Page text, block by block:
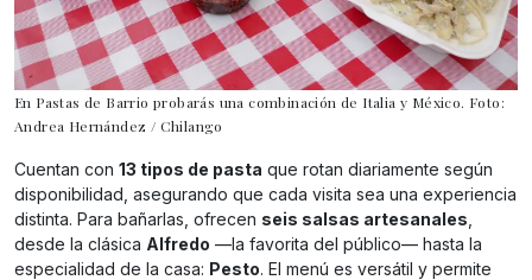
En Pastas de Barrio probarás una combinación de Italia y México. Foto:
Andrea Hernández / Chilango
Cuentan con 13 tipos de pasta que rotan diariamente según
disponibilidad, asegurando que cada visita sea una experiencia
distinta. Para bañarlas, ofrecen seis salsas artesanales
desde la clásica Alfredo —la favorita del público— hasta la
especialidad de la casa: Pesto. El menú es versátil y permite